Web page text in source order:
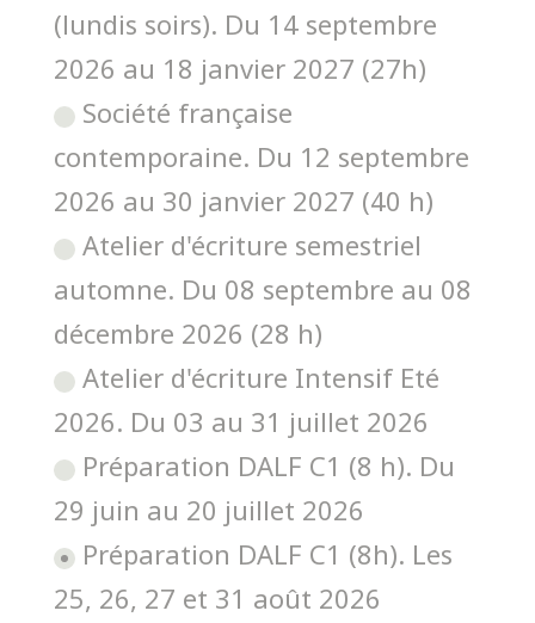
(lundis soirs). Du 14 septembre
2026 au 18 janvier 2027 (27h)
Société française
contemporaine. Du 12 septembre
2026 au 30 janvier 2027 (40 h)
Atelier d'écriture semestriel
automne. Du 08 septembre au 08
décembre 2026 (28 h)
Atelier d'écriture Intensif Eté
2026. Du 03 au 31 juillet 2026
Préparation DALF C1 (8 h). Du
29 juin au 20 juillet 2026
Préparation DALF C1 (8h). Les
25, 26, 27 et 31 août 2026